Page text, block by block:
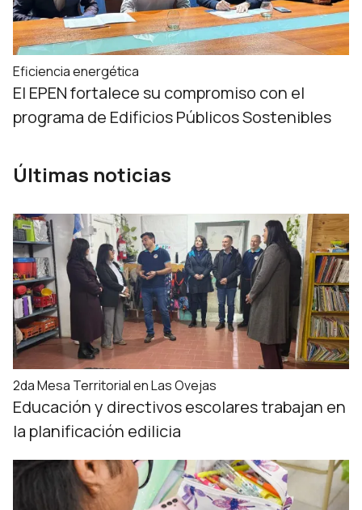
Eficiencia energética
El EPEN fortalece su compromiso con el
programa de Edificios Públicos Sostenibles
Últimas noticias
2da Mesa Territorial en Las Ovejas
Educación y directivos escolares trabajan en
la planificación edilicia